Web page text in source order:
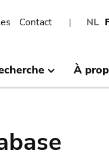
NL
Contact
À